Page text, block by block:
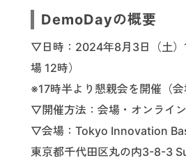
DemoDayの概要
▽日時：2024年8月3日（土）
場 12時）
※17時半より懇親会を開催（会
▽開催方法：会場・オンライン
▽会場：Tokyo Innovation
東京都千代田区丸の内3-8-3